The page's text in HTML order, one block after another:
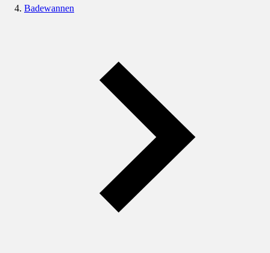
Badewannen